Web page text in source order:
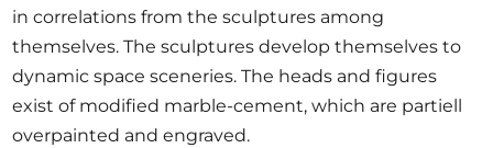
in correlations from the sculptures among
themselves. The sculptures develop themselves to
dynamic space sceneries. The heads and figures
exist of modified marble-cement, which are partiell
overpainted and engraved.